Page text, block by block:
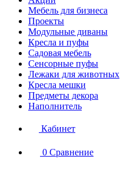
Мебель для бизнеса
Проекты
Модульные диваны
Кресла и пуфы
Садовая мебель
Сенсорные пуфы
Лежаки для животных
Кресла мешки
Предметы декора
Наполнитель
Кабинет
0 Сравнение